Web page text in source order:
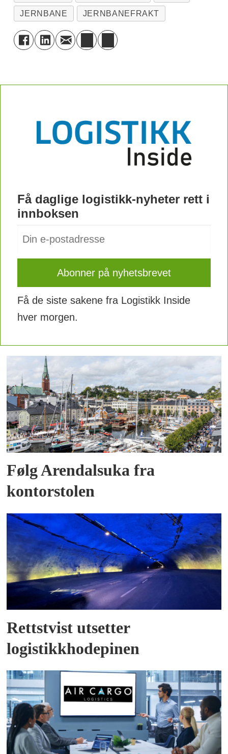
JERNBANE JERNBANEFRAKT
Få daglige logistikk-nyheter rett i
innboksen
Få de siste sakene fra Logistikk Inside
hver morgen.
Følg Arendalsuka fra
kontorstolen
Rettstvist utsetter
logistikkhodepinen